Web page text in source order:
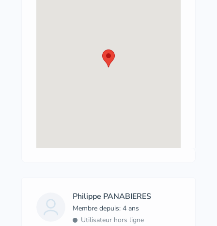
Philippe PANABIERES
Membre depuis: 4 ans
Utilisateur hors ligne